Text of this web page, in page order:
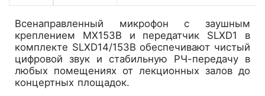
Всенаправленный микрофон с заушным
креплением MX153B и передатчик SLXD1 в
комплекте SLXD14/153B обеспечивают чистый
цифровой звук и стабильную РЧ-передачу в
любых помещениях от лекционных залов до
концертных площадок.